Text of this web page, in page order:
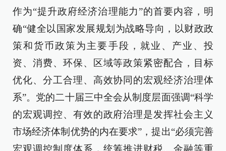
作为“提升政府经济治理能力”的首要内容，明
确“健全以国家发展规划为战略导向，以财政政
策和货币政策为主要手段，就业、产业、投
资、消费、环保、区域等政策紧密配合，目标
优化、分工合理、高效协同的宏观经济治理体
系”。党的二十届三中全会从制度层面强调“科学
的宏观调控、有效的政府治理是发挥社会主义
市场经济体制优势的内在要求”，提出“必须完善
宏观调控制度体系，统筹推进财税、金融等重